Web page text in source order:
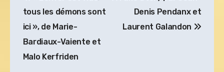
de
l’article
tous les démons sont
ici », de Marie-
Bardiaux-Vaiente et
Malo Kerfriden
Denis Pendanx et
Laurent Galandon